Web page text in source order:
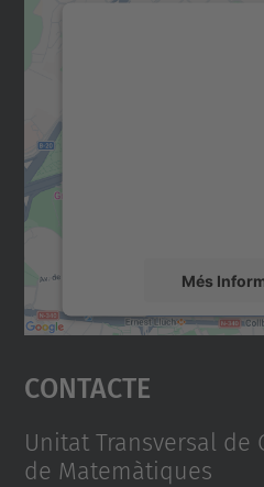
Més
powered by
Contacte
Unitat Transversal de
de Matemàtiques